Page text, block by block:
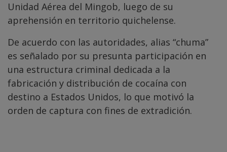
Unidad Aérea del Mingob, luego de su
aprehensión en territorio quichelense.
De acuerdo con las autoridades, alias “chuma”
es señalado por su presunta participación en
una estructura criminal dedicada a la
fabricación y distribución de cocaína con
destino a Estados Unidos, lo que motivó la
orden de captura con fines de extradición.